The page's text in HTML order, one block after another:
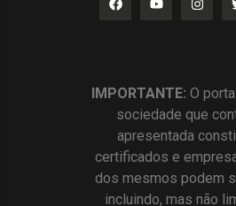
IMPORTANTE: O
sociedade que
apresentada
certificados e
dos mesmos podem
incluindo, mas não